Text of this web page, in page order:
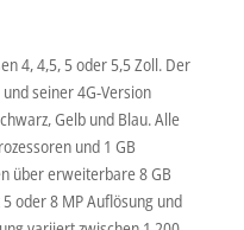
4, 4,5, 5 oder 5,5 Zoll. Der
seiner 4G-Version
Gelb und Blau. Alle
und 1 GB
über erweiterbare 8 GB
oder 8 MP Auflösung und